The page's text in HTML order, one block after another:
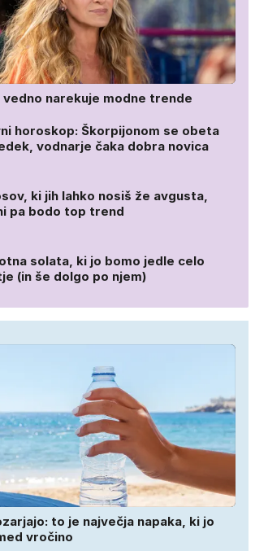
vedno narekuje modne trende
horoskop: Škorpijonom se obeta
vodnarje čaka dobra novica
ki jih lahko nosiš že avgusta,
pa bodo top trend
solata, ki jo bomo jedle celo
(in še dolgo po njem)
to je največja napaka, ki jo
vročino